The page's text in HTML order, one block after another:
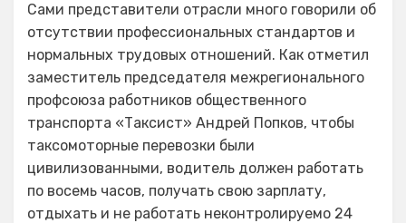
Сами представители отрасли много говорили об
отсутствии профессиональных стандартов и
нормальных трудовых отношений. Как отметил
заместитель председателя межрегионального
профсоюза работников общественного
транспорта «Таксист» Андрей Попков, чтобы
таксомоторные перевозки были
цивилизованными, водитель должен работать
по восемь часов, получать свою зарплату,
отдыхать и не работать неконтролируемо 24